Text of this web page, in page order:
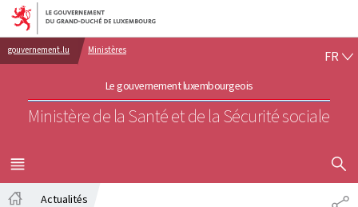
Aller au menu principal
Aller au contenu
gouvernement.lu Ministères
Le gouvernement luxembourgeois
Ministère de la Santé et de la Sécurité sociale
FR
MENU
PRINCIPAL
Actualités